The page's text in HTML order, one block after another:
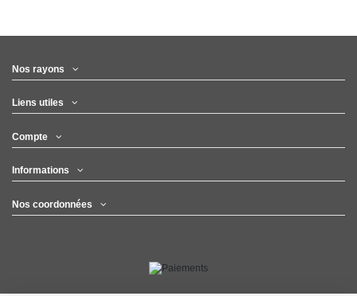
Nos rayons
Liens utiles
Compte
Informations
Nos coordonnées